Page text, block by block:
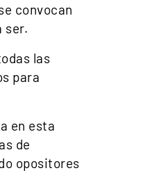
convocan
ser.
las
para
en esta
de
opositores